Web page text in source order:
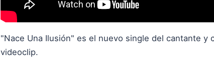
"Nace Una Ilusión" es el nuevo single del cantante
videoclip.